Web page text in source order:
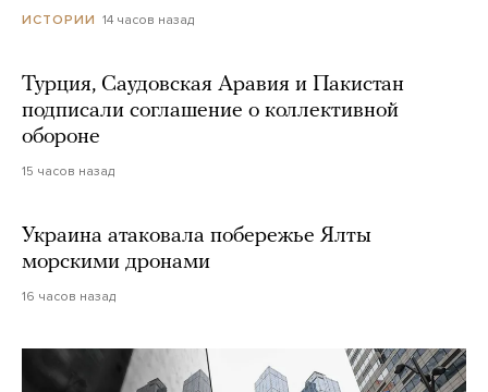
ИСТОРИИ 14 часов назад
Турция, Саудовская Аравия и Пакистан
подписали соглашение о коллективной
обороне
15 часов назад
Украина атаковала побережье Ялты
морскими дронами
16 часов назад